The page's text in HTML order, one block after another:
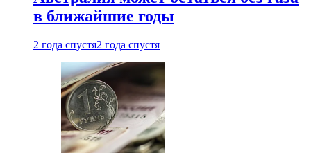
в ближайшие годы
2 года спустя2 года спустя